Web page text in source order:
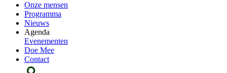
Onze mensen
Programma
Nieuws
Agenda
Evenementen
Doe Mee
Contact